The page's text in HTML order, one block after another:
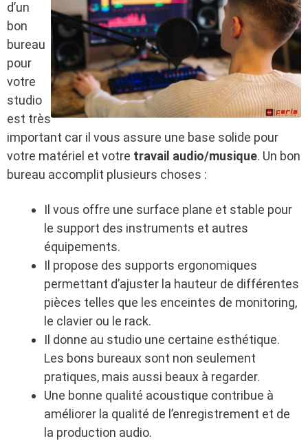
d’un
bon
bureau
pour
votre
studio
est très
important car il vous assure une base solide pour
votre matériel et votre travail audio/musique. Un bon
bureau accomplit plusieurs choses :
Il vous offre une surface plane et stable pour
le support des instruments et autres
équipements.
Il propose des supports ergonomiques
permettant d’ajuster la hauteur de différentes
pièces telles que les enceintes de monitoring,
le clavier ou le rack.
Il donne au studio une certaine esthétique.
Les bons bureaux sont non seulement
pratiques, mais aussi beaux à regarder.
Une bonne qualité acoustique contribue à
améliorer la qualité de l’enregistrement et de
la production audio.